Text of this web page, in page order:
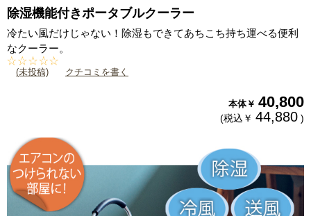
除湿機能付きポータブルクーラー
冷たい風だけじゃない！除湿もできてあちこち持ち運べる便利
なクーラー。
(未投稿) クチコミを書く
本体￥ 40,800
(税込￥ 44,880 )